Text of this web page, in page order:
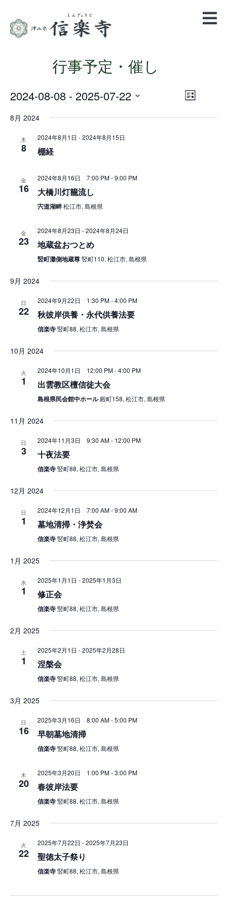
行事予定・催し
Views
Event
Navigation
List
2024-08-08 - 2025-07-22
date.
8月 2024
木
8
2024年8月1日 -2024年8月15日
棚経
金
16
2024年8月16日 7:00 PM-9:00 PM
大橋川灯籠流し
宍道湖畔松江市, 島根県
金
23
2024年8月23日 -2024年8月24日
地蔵盆おつとめ
竪町灘側地蔵尊竪町110, 松江市, 島根県
9月 2024
日
22
2024年9月22日 1:30 PM-4:00 PM
秋彼岸供養・永代供養法要
信楽寺竪町88, 松江市, 島根県
10月 2024
火
1
2024年10月1日 12:00 PM-4:00 PM
出雲教区檀信徒大会
島根県民会館中ホール殿町158, 松江市, 島根県
11月 2024
日
3
2024年11月3日 9:30 AM- 12:00 PM
十夜法要
信楽寺竪町88, 松江市, 島根県
12月 2024
日
1
2024年12月1日 7:00 AM-9:00 AM
墓地清掃・浄焚会
信楽寺竪町88, 松江市, 島根県
1月 2025
水
1
2025年1月1日 -2025年1月3日
修正会
信楽寺竪町88, 松江市, 島根県
2月 2025
土
1
2025年2月1日 -2025年2月28日
涅槃会
信楽寺竪町88, 松江市, 島根県
3月 2025
日
16
2025年3月16日 8:00 AM-5:00 PM
早朝墓地清掃
信楽寺竪町88, 松江市, 島根県
木
20
2025年3月20日 1:00 PM-3:00 PM
春彼岸法要
信楽寺竪町88, 松江市, 島根県
7月 2025
火
22
2025年7月22日 -2025年7月23日
聖徳太子祭り
信楽寺竪町88, 松江市, 島根県